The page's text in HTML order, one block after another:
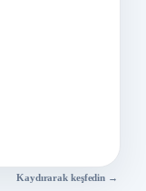
Kaydırarak keşfedin →